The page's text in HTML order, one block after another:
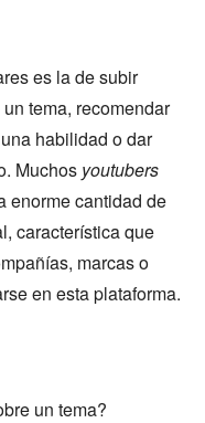
es la de subir
tema, recomendar
habilidad o dar
Muchos youtubers
enorme cantidad de
característica que
marcas o
en esta plataforma.
un tema?